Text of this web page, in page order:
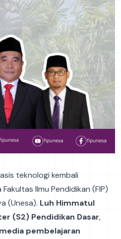
teknologi kembali
Ilmu Pendidikan (FIP)
(Unesa). Luh Himmatul
(S2) Pendidikan Dasar,
media pembelajaran